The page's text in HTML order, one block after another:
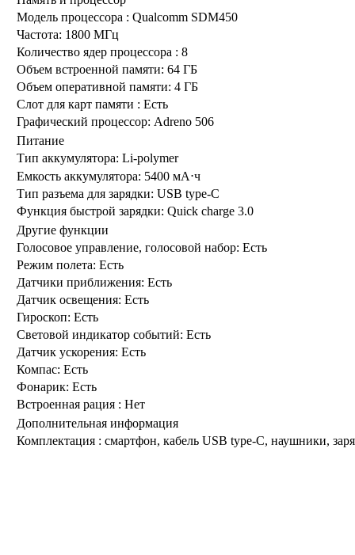
Модель процессора : Qualcomm SDM450
Частота: 1800 МГц
Количество ядер процессора : 8
Объем встроенной памяти: 64 ГБ
Объем оперативной памяти: 4 ГБ
Слот для карт памяти : Есть
Графический процессор: Adreno 506
Питание
Тип аккумулятора: Li-polymer
Емкость аккумулятора: 5400 мА⋅ч
Тип разъема для зарядки: USB type-C
Функция быстрой зарядки: Quick charge 3.0
Другие функции
Голосовое управление, голосовой набор: Есть
Режим полета: Есть
Датчики приближения: Есть
Датчик освещения: Есть
Гироскоп: Есть
Световой индикатор событий: Есть
Датчик ускорения: Есть
Компас: Есть
Фонарик: Есть
Встроенная рация : Нет
Дополнительная информация
Комплектация : смартфон, кабель USB type-C, наушники,